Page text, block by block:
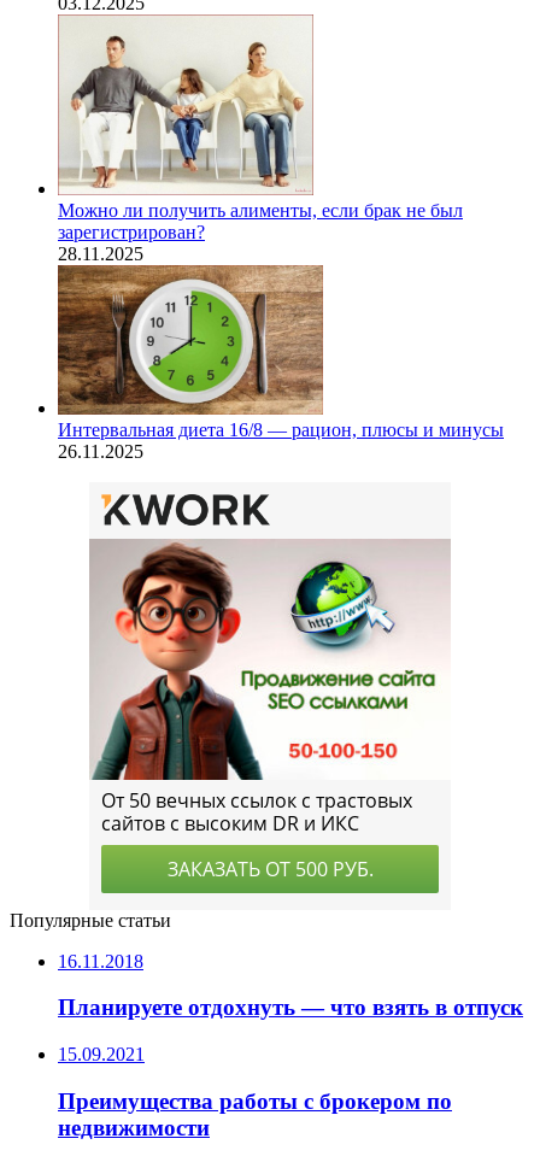
Можно ли получить алименты, если брак не был
зарегистрирован?
28.11.2025
Интервальная диета 16/8 — рацион, плюсы и минусы
26.11.2025
Популярные статьи
16.11.2018
Планируете отдохнуть — что взять в отпуск
15.09.2021
Преимущества работы с брокером по
недвижимости